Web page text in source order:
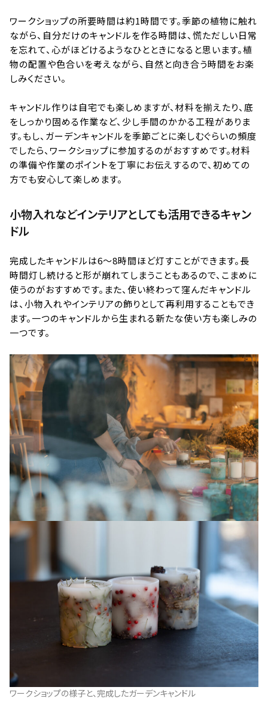
ワークショップの所要時間は約1時間です。季節の植物に触れ
ながら、自分だけのキャンドルを作る時間は、慌ただしい日常
を忘れて、心がほどけるようなひとときになると思います。植
物の配置や色合いを考えながら、自然と向き合う時間をお楽
しみください。
キャンドル作りは自宅でも楽しめますが、材料を揃えたり、底
をしっかり固める作業など、少し手間のかかる工程がありま
す。もし、ガーデンキャンドルを季節ごとに楽しむぐらいの頻度
でしたら、ワークショップに参加するのがおすすめです。材料
の準備や作業のポイントを丁寧にお伝えするので、初めての
方でも安心して楽しめます。
小物入れなどインテリアとしても活用できるキャン
ドル
完成したキャンドルは6～8時間ほど灯すことができます。長
時間灯し続けると形が崩れてしまうこともあるので、こまめに
使うのがおすすめです。また、使い終わって窪んだキャンドル
は、小物入れやインテリアの飾りとして再利用することもでき
ます。一つのキャンドルから生まれる新たな使い方も楽しみの
一つです。
ワークショップの様子と、完成したガーデンキャンドル